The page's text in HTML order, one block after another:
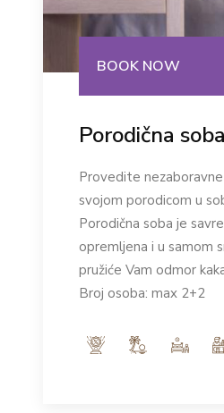
BOOK NOW
Porodična soba
Provedite
svojom porodicom u
Porodična soba je
opremljena i u samom
pružiće Vam odmor
Broj osoba: max 2+2